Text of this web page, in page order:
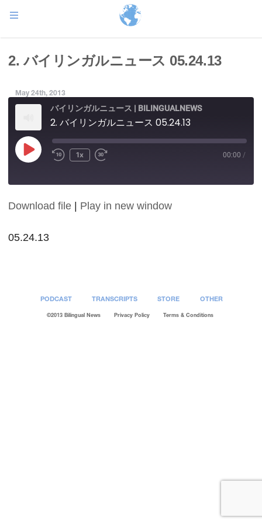
2. バイリンガルニュース 05.24.13
May 24th, 2013
バイリンガルニュース | BILINGUALNEWS
2. バイリンガルニュース 05.24.13
Play
Episode
1x 00:00 /
SHARE
LINK
Download file Play in new window
05.24.13
PODCAST TRANSCRIPTS STORE OTHER
©2013 Bilingual News Privacy Policy Terms & Conditions